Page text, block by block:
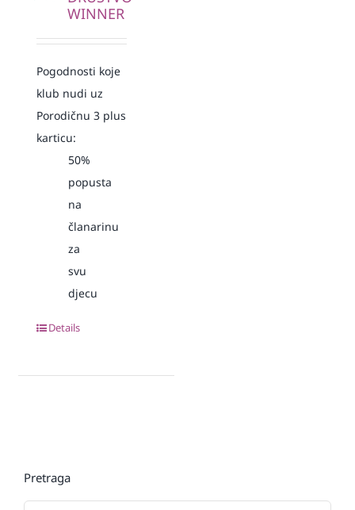
WINNER
Pogodnosti koje
klub nudi uz
Porodičnu 3 plus
karticu:
50%
popusta
na
članarinu
za
svu
djecu
Details
Pretraga